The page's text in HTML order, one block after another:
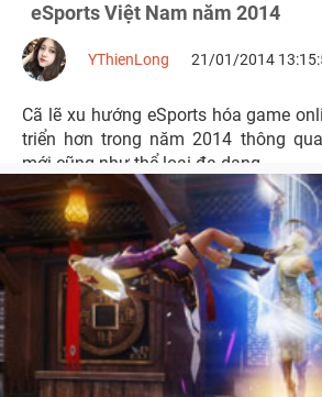
eSports Việt Nam năm 2014
YThienLong 21/01/2014
Cã lẽ xu hướng eSports hóa game
triển hơn trong năm 2014 thông
mới cũng như thể loại đa dạng.